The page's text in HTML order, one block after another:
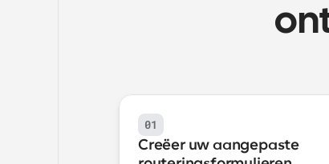
01
Creëer uw aangepaste